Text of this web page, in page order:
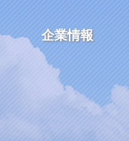
企業情報